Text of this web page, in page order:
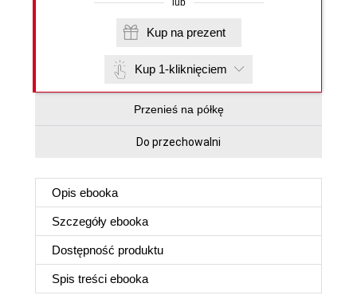
lub
Kup na prezent
Kup 1-kliknięciem
Przenieś na półkę
Do przechowalni
Opis ebooka
Szczegóły ebooka
Dostępność produktu
Spis treści ebooka